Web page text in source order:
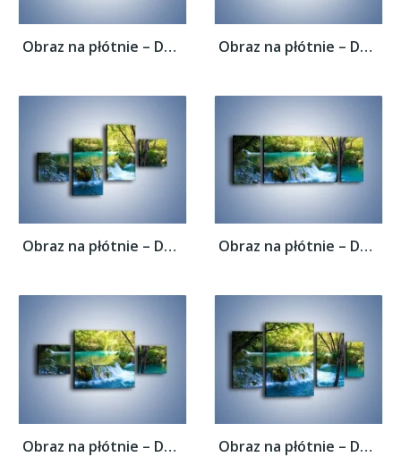
Obraz na płótnie – Delikatny wodny spływ –... Obraz na płótnie – Delikatny wodny spływ –...
Obraz na płótnie – Delikatny wodny spływ –... Obraz na płótnie – Delikatny wodny spływ –...
Obraz na płótnie – Delikatny wodny spływ –... Obraz na płótnie – Delikatny wodny spływ –...